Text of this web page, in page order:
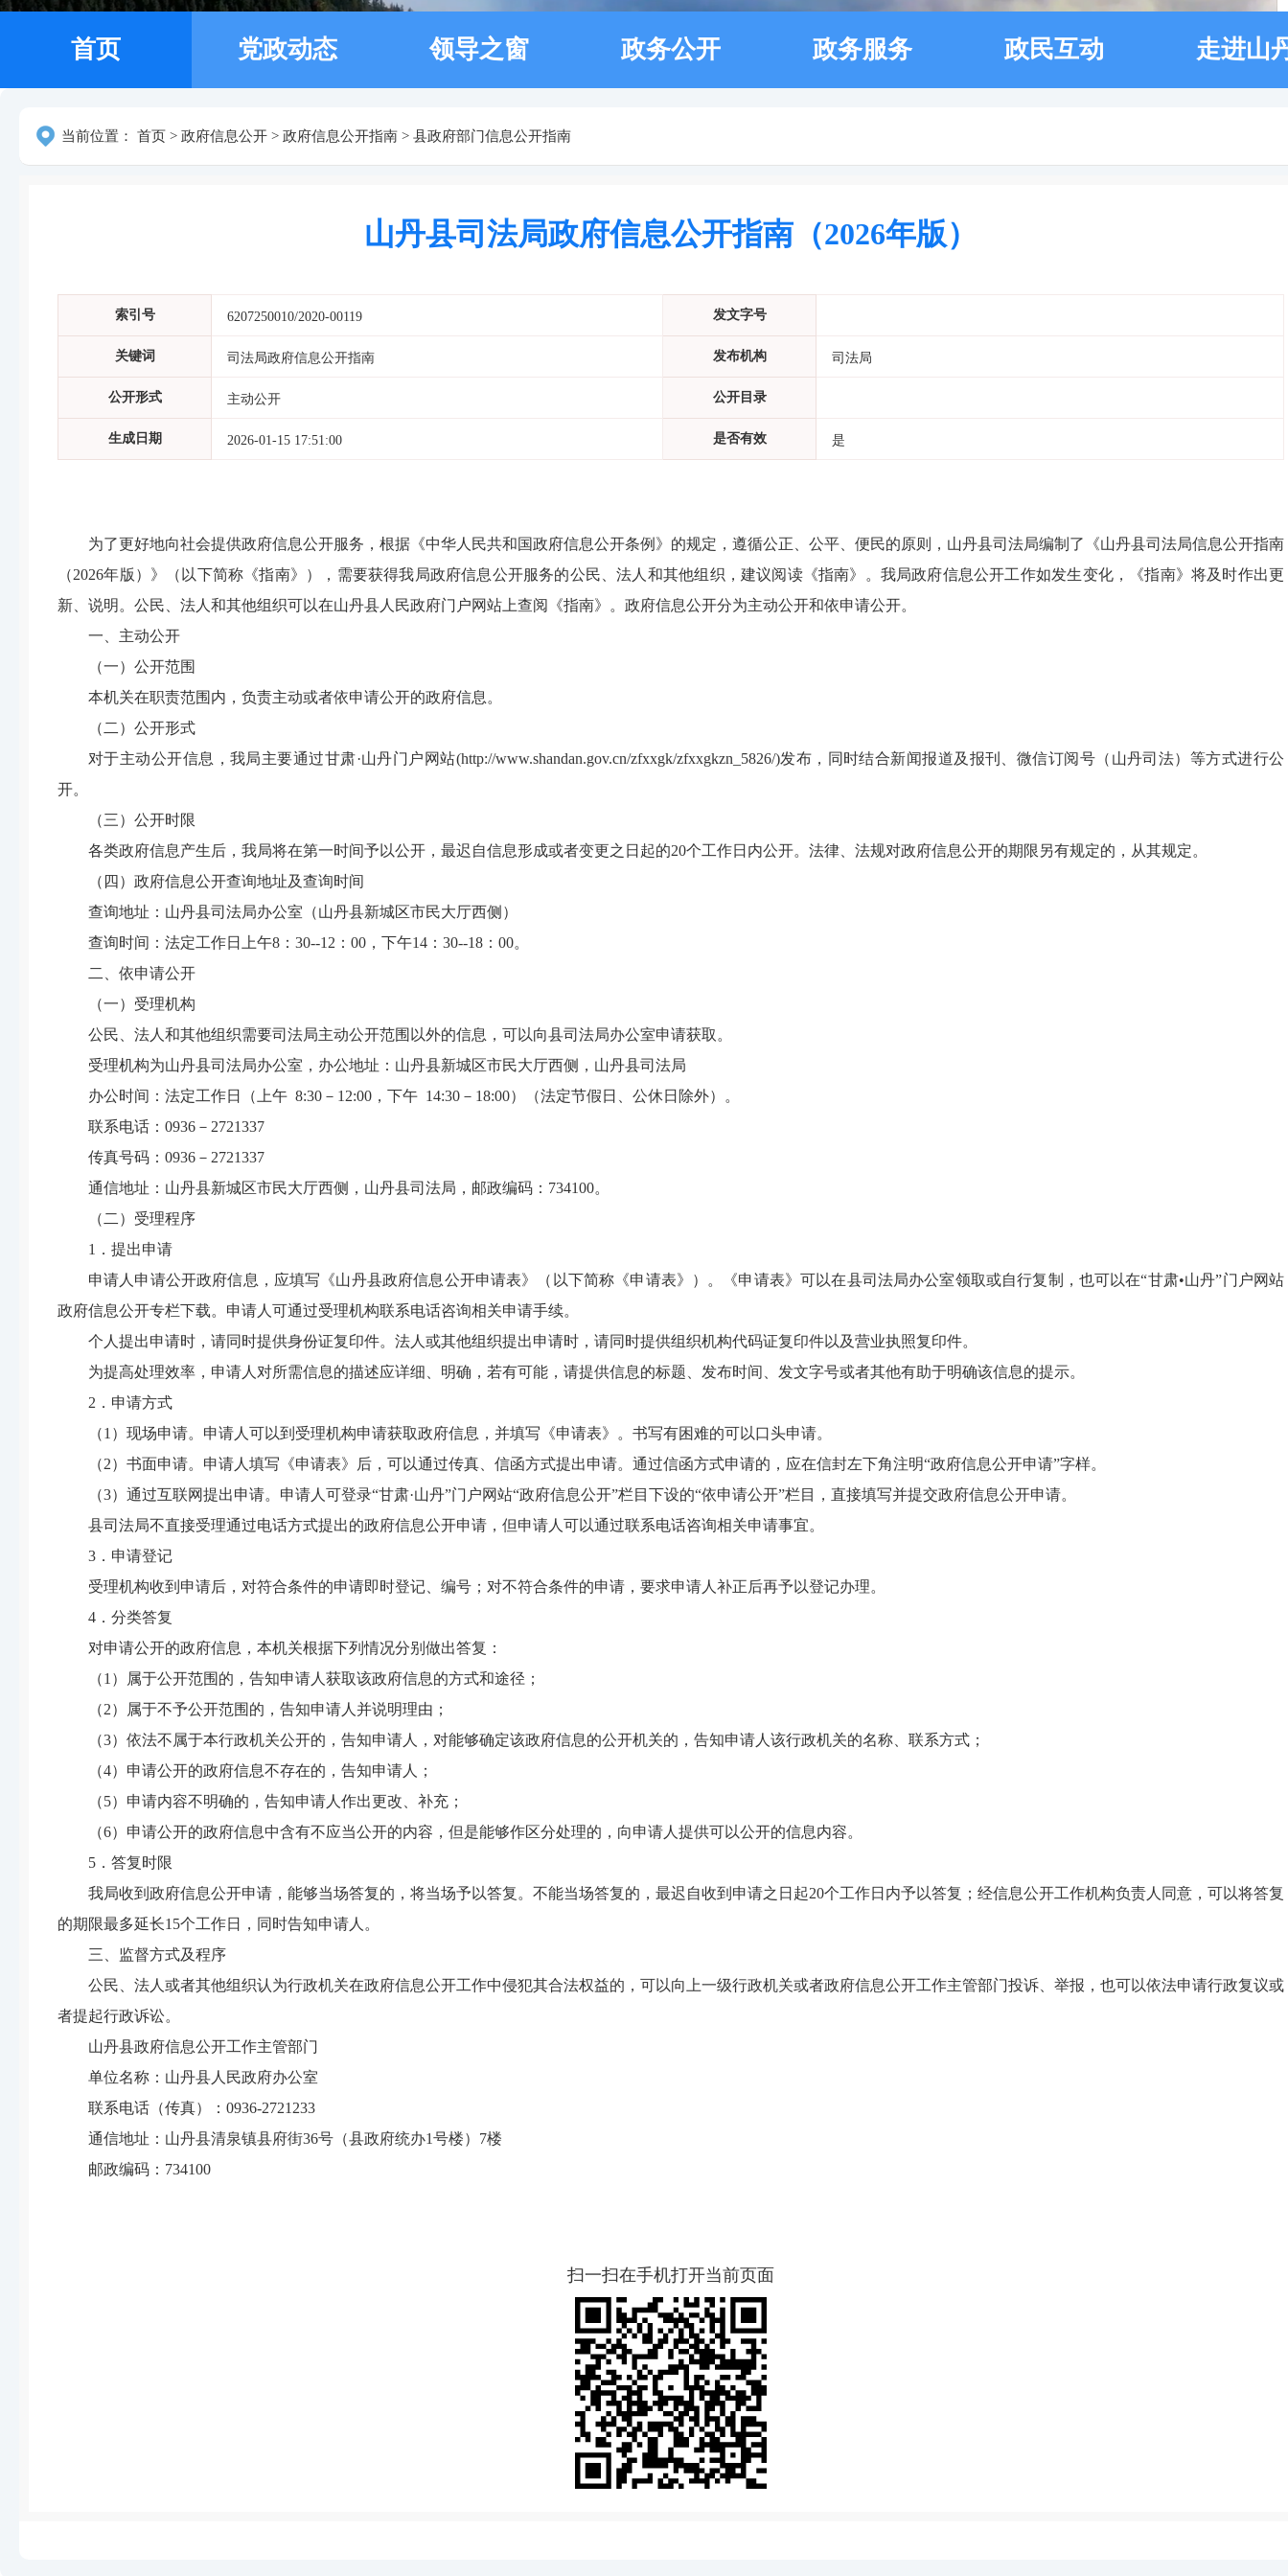
首页 党政动态 领导之窗 政务公开 政务服务 政民互动 走进山
当前位置： 首页 > 政府信息公开 > 政府信息公开指南 > 县政府部门信息公开指南
山丹县司法局政府信息公开指南（2026年版）
索引号 6207250010/2020-00119 发文字号
关键词 司法局政府信息公开指南 发布机构 司法局
公开形式 主动公开 公开目录
生成日期 2026-01-15 17:51:00 是否有效 是
为了更好地向社会提供政府信息公开服务，根据《中华人民共和国政府信息公开条例》的规定，遵循公正、公平、便民的原则，山丹县司法局编制了《山丹县司法局信息公开指南
（2026年版）》（以下简称《指南》），需要获得我局政府信息公开服务的公民、法人和其他组织，建议阅读《指南》。我局政府信息公开工作如发生变化，《指南》将及时作出更
新、说明。公民、法人和其他组织可以在山丹县人民政府门户网站上查阅《指南》。政府信息公开分为主动公开和依申请公开。
一、主动公开
（一）公开范围
本机关在职责范围内，负责主动或者依申请公开的政府信息。
（二）公开形式
对于主动公开信息，我局主要通过甘肃·山丹门户网站(http://www.shandan.gov.cn/zfxxgk/zfxxgkzn_5826/)发布，同时结合新闻报道及报刊、微信订阅号（山丹司法）等方式进行公
开。
（三）公开时限
各类政府信息产生后，我局将在第一时间予以公开，最迟自信息形成或者变更之日起的20个工作日内公开。法律、法规对政府信息公开的期限另有规定的，从其规定。
（四）政府信息公开查询地址及查询时间
查询地址：山丹县司法局办公室（山丹县新城区市民大厅西侧 ）
查询时间：法定工作日上午8：30--12：00，下午14：30--18：00。
二、依申请公开
（一）受理机构
公民、法人和其他组织需要司法局主动公开范围以外的信息，可以向县司法局办公室申请获取。
受理机构为山丹县司法局办公室，办公地址：山丹县新城区市民大厅西侧，山丹县司法局
办公时间：法定工作日（上午 8:30－12:00，下午 14:30－18:00）（法定节假日、公休日除外）。
联系电话：0936－2721337
传真号码：0936－2721337
通信地址：山丹县新城区市民大厅西侧，山丹县司法局，邮政编码：734100。
（二）受理程序
1．提出申请
申请人申请公开政府信息，应填写《山丹县政府信息公开申请表》（以下简称《申请表》）。《申请表》可以在县司法局办公室领取或自行复制，也可以在“甘肃•山丹”门户网站
政府信息公开专栏下载。申请人可通过受理机构联系电话咨询相关申请手续。
个人提出申请时，请同时提供身份证复印件。法人或其他组织提出申请时，请同时提供组织机构代码证复印件以及营业执照复印件。
为提高处理效率，申请人对所需信息的描述应详细、明确，若有可能，请提供信息的标题、发布时间、发文字号或者其他有助于明确该信息的提示。
2．申请方式
（1）现场申请。申请人可以到受理机构申请获取政府信息，并填写《申请表》。书写有困难的可以口头申请。
（2）书面申请。申请人填写《申请表》后，可以通过传真、信函方式提出申请。通过信函方式申请的，应在信封左下角注明“政府信息公开申请”字样。
（3）通过互联网提出申请。申请人可登录“甘肃·山丹”门户网站“政府信息公开”栏目下设的“依申请公开”栏目，直接填写并提交政府信息公开申请。
县司法局不直接受理通过电话方式提出的政府信息公开申请，但申请人可以通过联系电话咨询相关申请事宜。
3．申请登记
受理机构收到申请后，对符合条件的申请即时登记、编号；对不符合条件的申请，要求申请人补正后再予以登记办理。
4．分类答复
对申请公开的政府信息，本机关根据下列情况分别做出答复：
（1）属于公开范围的，告知申请人获取该政府信息的方式和途径；
（2）属于不予公开范围的，告知申请人并说明理由；
（3）依法不属于本行政机关公开的，告知申请人，对能够确定该政府信息的公开机关的，告知申请人该行政机关的名称、联系方式；
（4）申请公开的政府信息不存在的，告知申请人；
（5）申请内容不明确的，告知申请人作出更改、补充；
（6）申请公开的政府信息中含有不应当公开的内容，但是能够作区分处理的，向申请人提供可以公开的信息内容。
5．答复时限
我局收到政府信息公开申请，能够当场答复的，将当场予以答复。不能当场答复的，最迟自收到申请之日起20个工作日内予以答复；经信息公开工作机构负责人同意，可以将答复
的期限最多延长15个工作日，同时告知申请人。
三、监督方式及程序
公民、法人或者其他组织认为行政机关在政府信息公开工作中侵犯其合法权益的，可以向上一级行政机关或者政府信息公开工作主管部门投诉、举报，也可以依法申请行政复议或
者提起行政诉讼。
山丹县政府信息公开工作主管部门
单位名称：山丹县人民政府办公室
联系电话（传真）：0936-2721233
通信地址： 山丹县清泉镇县府街36号（县政府统办1号楼）7楼
邮政编码：734100
扫一扫在手机打开当前页面